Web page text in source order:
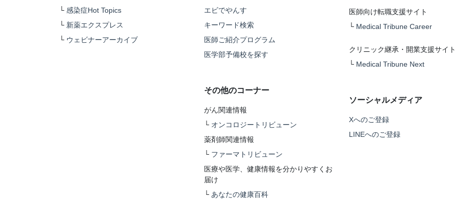
└ 感染症Hot Topics
└ 新薬エクスプレス
└ ウェビナーアーカイブ
エビでやんす
キーワード検索
医師ご紹介プログラム
医学部予備校を探す
その他のコーナー
がん関連情報
└ オンコロジートリビューン
薬剤師関連情報
└ ファーマトリビューン
医療や医学、健康情報を分かりやすくお
届け
└ あなたの健康百科
医師向け転職支援サイト
└ Medical Tribune Career
クリニック継承・開業支援サイト
└ Medical Tribune Next
ソーシャルメディア
Xへのご登録
LINEへのご登録